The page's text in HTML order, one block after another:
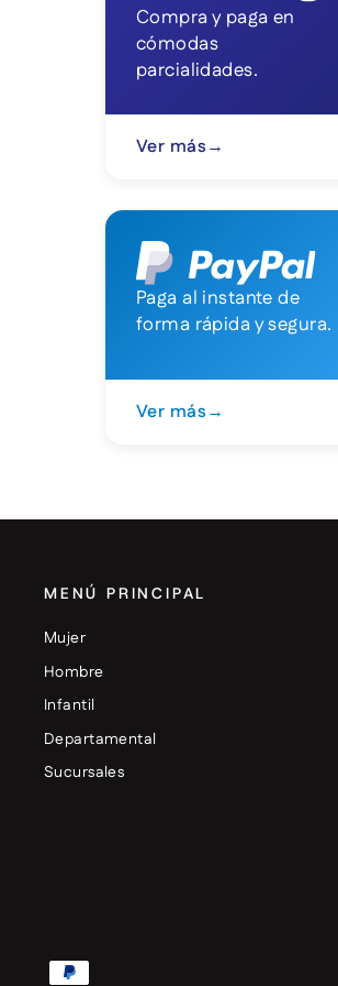
Compra y paga en
cómodas
parcialidades.
Ver más→
Paga al instante de
forma rápida y segura.
Ver más→
MENÚ PRINCIPAL
Mujer
Hombre
Infantil
Departamental
Sucursales